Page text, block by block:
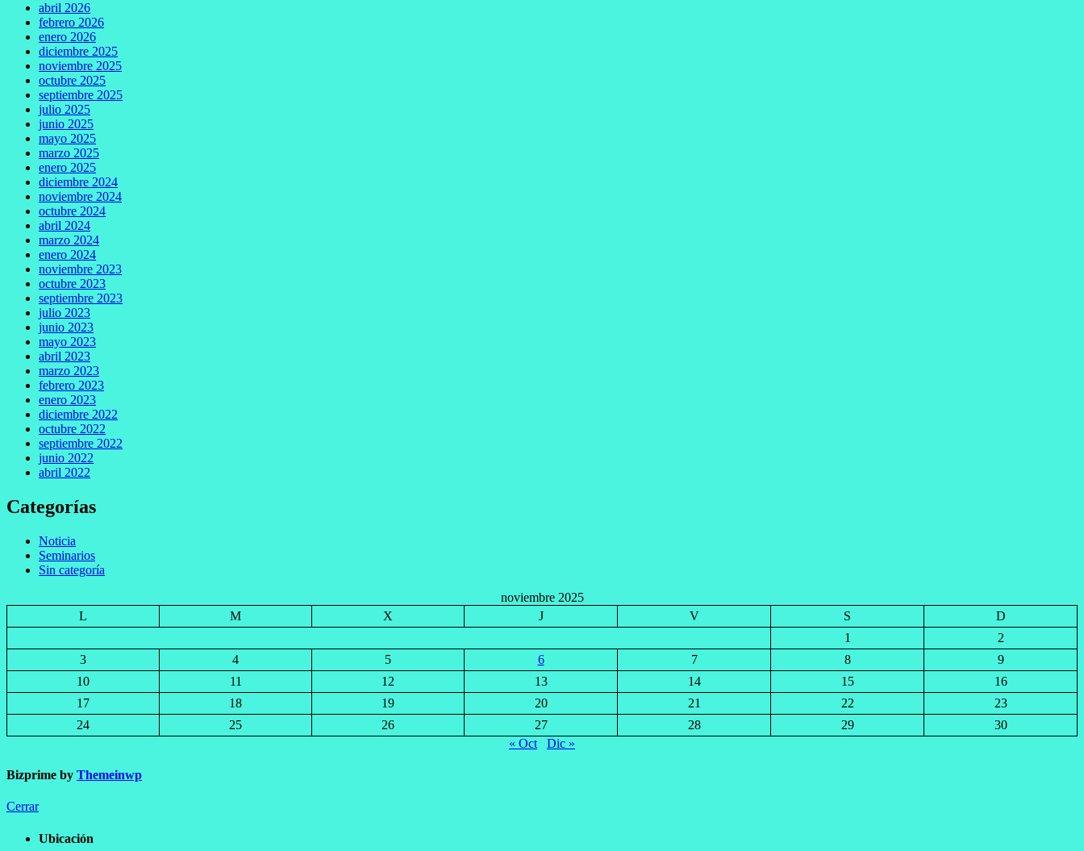
abril 2026
febrero 2026
enero 2026
diciembre 2025
noviembre 2025
octubre 2025
septiembre 2025
julio 2025
junio 2025
mayo 2025
marzo 2025
enero 2025
diciembre 2024
noviembre 2024
octubre 2024
abril 2024
marzo 2024
enero 2024
noviembre 2023
octubre 2023
septiembre 2023
julio 2023
junio 2023
mayo 2023
abril 2023
marzo 2023
febrero 2023
enero 2023
diciembre 2022
octubre 2022
septiembre 2022
junio 2022
abril 2022
Categorías
Noticia
Seminarios
Sin categoría
noviembre 2025
L
M X J V S
D
1
2
3
4 5 6 7 8
9
10
11 12 13 14 15
16
17
18 19 20 21 22
23
24
25 26 27 28 29
30
« Oct
Dic »
Bizprime by Themeinwp
Cerrar
Ubicación